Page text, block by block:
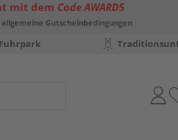
mit dem Code AWARD5
allgemeine Gutscheinbedingungen